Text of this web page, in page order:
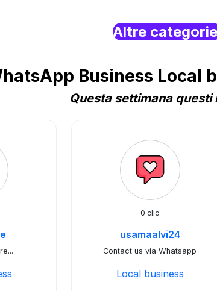
Altre
Business Local
Questa settimana
0 clic
usamaalvi24
Contact us via Whatsapp
Local business